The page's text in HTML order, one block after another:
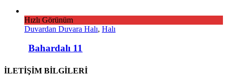
Hızlı Görünüm
Duvardan Duvara Halı, Halı
Bahardalı 11
İLETİŞİM BİLGİLERİ